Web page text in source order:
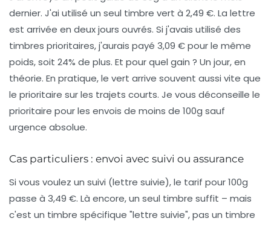
dernier. J'ai utilisé un seul timbre vert à 2,49 €. La lettre
est arrivée en deux jours ouvrés. Si j'avais utilisé des
timbres prioritaires, j'aurais payé 3,09 € pour le même
poids, soit 24% de plus. Et pour quel gain ? Un jour, en
théorie. En pratique, le vert arrive souvent aussi vite que
le prioritaire sur les trajets courts. Je vous déconseille le
prioritaire pour les envois de moins de 100g sauf
urgence absolue.
Cas particuliers : envoi avec suivi ou assurance
Si vous voulez un suivi (lettre suivie), le tarif pour 100g
passe à 3,49 €. Là encore, un seul timbre suffit – mais
c'est un timbre spécifique "lettre suivie", pas un timbre